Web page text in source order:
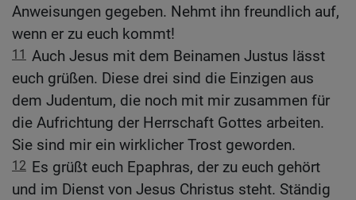
Anweisungen gegeben. Nehmt ihn freundlich auf,
wenn er zu euch kommt!
11 Auch Jesus mit dem Beinamen Justus lässt
euch grüßen. Diese drei sind die Einzigen aus
dem Judentum, die noch mit mir zusammen für
die Aufrichtung der Herrschaft Gottes arbeiten.
Sie sind mir ein wirklicher Trost geworden.
12 Es grüßt euch Epaphras, der zu euch gehört
und im Dienst von Jesus Christus steht. Ständig